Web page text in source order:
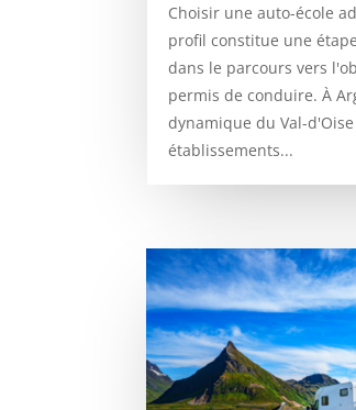
Choisir une auto-école
profil constitue une
dans le parcours vers
permis de conduire. À
dynamique du Val-
établissements...